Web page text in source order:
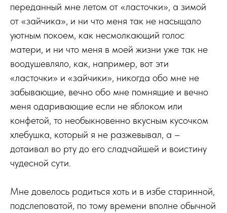
переданный мне летом от «ласточки», а зимой
от «зайчика», и ни что меня так не насыщало
уютным покоем, как несмолкающий голос
матери, и ни что меня в моей жизни уже так не
воодушевляло, как, например, вот эти
«ласточки» и «зайчики», никогда обо мне не
забывающие, вечно обо мне помнящие и вечно
меня одаривающие если не яблоком или
конфетой, то необыкновенно вкусным кусочком
хлебушка, который я не разжевывал, а –
дотаивал во рту до его сладчайшей и воистину
чудесной сути.
Мне довелось родиться хоть и в избе старинной,
подслеповатой, по тому времени вполне обычной